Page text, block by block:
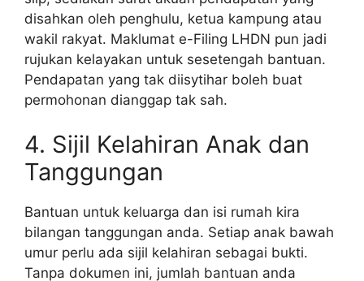
disahkan oleh penghulu, ketua kampung atau
wakil rakyat. Maklumat e-Filing LHDN pun jadi
rujukan kelayakan untuk sesetengah bantuan.
Pendapatan yang tak diisytihar boleh buat
permohonan dianggap tak sah.
4. Sijil Kelahiran Anak dan
Tanggungan
Bantuan untuk keluarga dan isi rumah kira
bilangan tanggungan anda. Setiap anak bawah
umur perlu ada sijil kelahiran sebagai bukti.
Tanpa dokumen ini, jumlah bantuan anda